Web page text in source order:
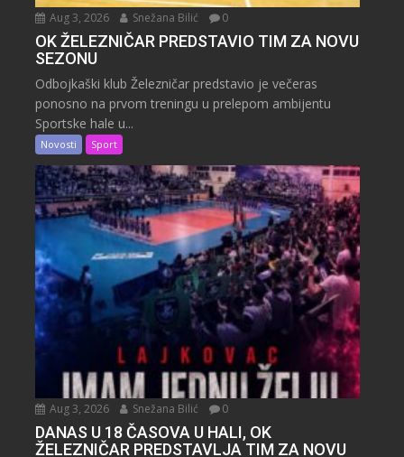
Aug 3, 2026 Snežana Bilić 0
OK ŽELEZNIČAR PREDSTAVIO TIM ZA NOVU
SEZONU
Odbojkaški klub Železničar predstavio je večeras
ponosno na prvom treningu u prelepom ambijentu
Sportske hale u...
Novosti Sport
Aug 3, 2026 Snežana Bilić 0
DANAS U 18 ČASOVA U HALI, OK
ŽELEZNIČAR PREDSTAVLJA TIM ZA NOVU